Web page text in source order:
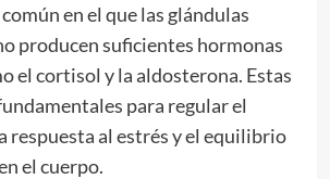
en el que las glándulas
producen suficientes hormonas
el cortisol y la aldosterona. Estas
para regular el
respuesta al estrés y el equilibrio
el cuerpo.